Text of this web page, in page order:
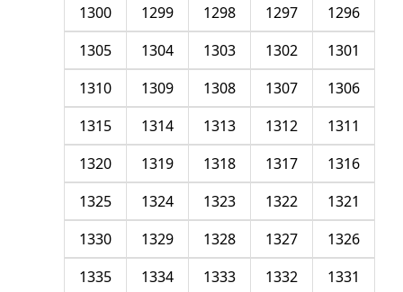
1296
1297
1298
1299
1300
1301
1302
1303
1304
1305
1306
1307
1308
1309
1310
1311
1312
1313
1314
1315
1316
1317
1318
1319
1320
1321
1322
1323
1324
1325
1326
1327
1328
1329
1330
1331
1332
1333
1334
1335